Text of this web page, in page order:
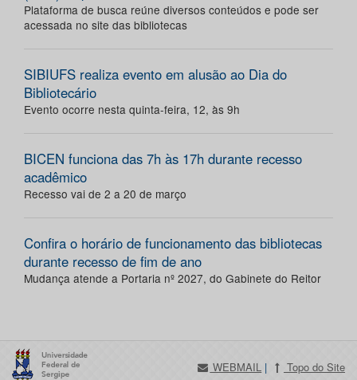
Plataforma de busca reúne diversos conteúdos e pode ser
acessada no site das bibliotecas
SIBIUFS realiza evento em alusão ao Dia do
Bibliotecário
Evento ocorre nesta quinta-feira, 12, às 9h
BICEN funciona das 7h às 17h durante recesso
acadêmico
Recesso vai de 2 a 20 de março
Confira o horário de funcionamento das bibliotecas
durante recesso de fim de ano
Mudança atende a Portaria nº 2027, do Gabinete do Reitor
WEBMAIL | Topo do Site